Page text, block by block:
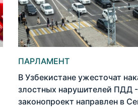
ПАРЛАМЕНТ
В Узбекистане ужесточат
злостных нарушителей ПДД -
законопроект направлен в